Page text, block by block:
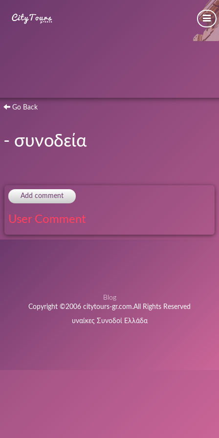
Go Back
- συνοδεία
Add comment
User Comment
Blog
Copyright ©2006 citytours-gr.com.All Rights Reserved
υναίκες Συνοδοί Ελλάδα